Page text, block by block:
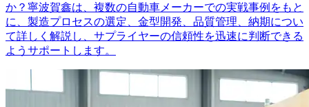
か？寧波賀鑫は、複数の自動車メーカーでの実戦事例をもと
に、製造プロセスの選定、金型開発、品質管理、納期につい
て詳しく解説し、サプライヤーの信頼性を迅速に判断できる
ようサポートします。